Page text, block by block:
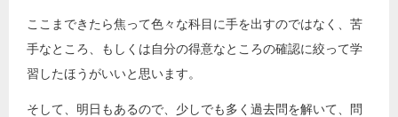
ここまできたら焦って色々な科目に手を出すのではなく、苦
手なところ、もしくは自分の得意なところの確認に絞って学
習したほうがいいと思います。
そして、明日もあるので、少しでも多く過去問を解いて、問